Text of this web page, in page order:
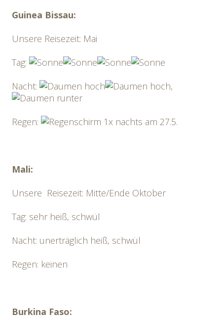
Guinea Bissau:
Unsere Reisezeit: Mai
Tag:
Nacht:
,
Regen: 1x nachts am 27.5.
Mali:
Unsere Reisezeit: Mitte/Ende Oktober
Tag: sehr heiß, schwül
Nacht: unerträglich heiß, schwül
Regen: keinen
Burkina Faso: